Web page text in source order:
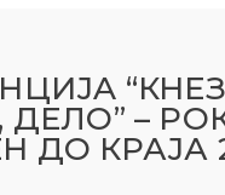
–
ДО КРАЈА